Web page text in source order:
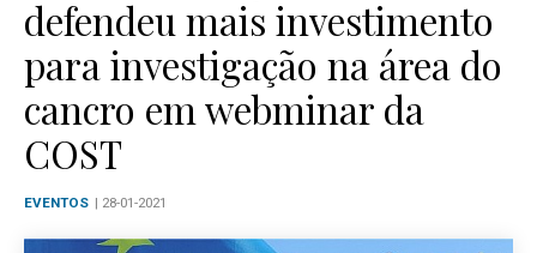
defendeu mais investimento
para investigação na área do
cancro em webminar da
COST
EVENTOS | 28-01-2021